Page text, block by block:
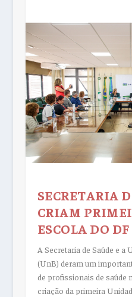
SECRETARIA
CRIAM
ESCOLA DO DF
A Secretaria de Saúde e a
(UnB) deram um
de profissionais de saúde
criação da primeira